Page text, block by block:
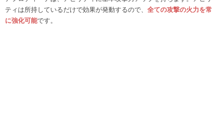
ティは所持しているだけで効果が発動するので、 全ての攻撃の火力を常
に強化可能です。